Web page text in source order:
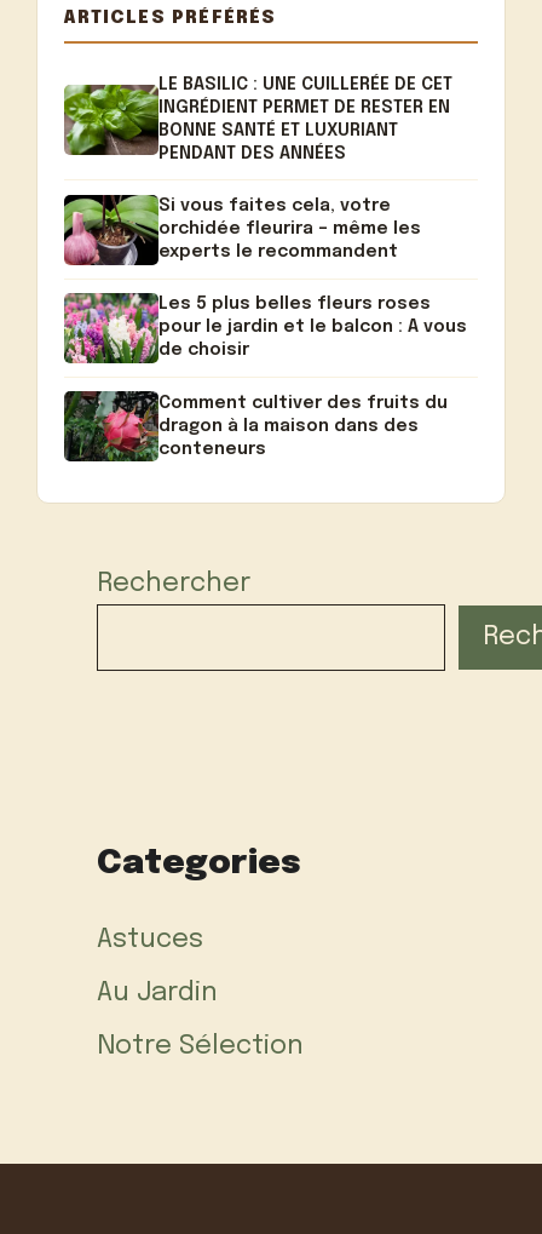
ARTICLES PRÉFÉRÉS
LE BASILIC : UNE CUILLERÉE DE CET
INGRÉDIENT PERMET DE RESTER EN
BONNE SANTÉ ET LUXURIANT
PENDANT DES ANNÉES
Si vous faites cela, votre
orchidée fleurira – même les
experts le recommandent
Les 5 plus belles fleurs roses
pour le jardin et le balcon : A vous
de choisir
Comment cultiver des fruits du
dragon à la maison dans des
conteneurs
Rechercher
Categories
Astuces
Au Jardin
Notre Sélection